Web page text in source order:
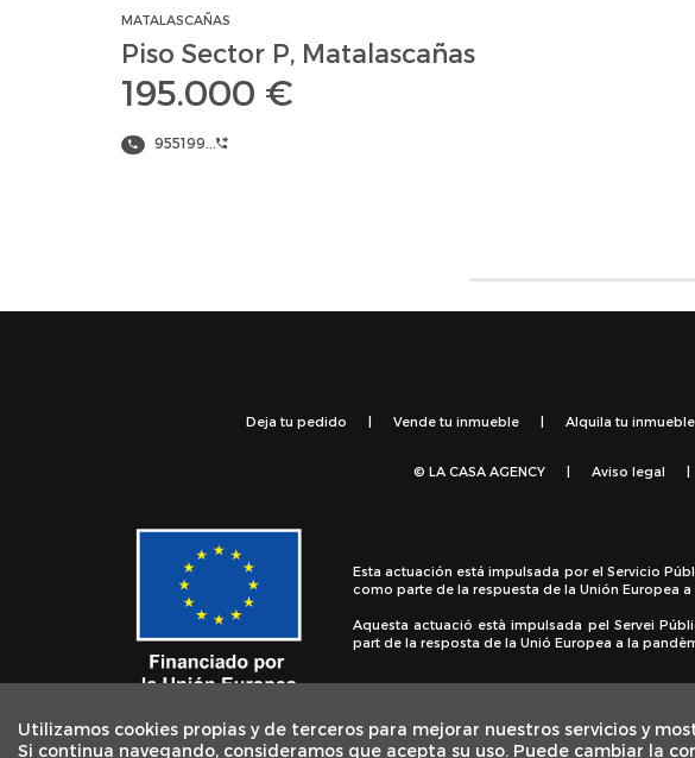
Utilizamos cookies propias y de terceros para mejorar nuestros servicios y
Si continua navegando, consideramos que acepta su uso. Puede cambiar la
MATALASCAÑAS
Piso Sector P, Matalascañas
195.000 €
955199...
Deja tu pedido Vende tu inmueble Alquila tu inmueble
© LA CASA AGENCY Aviso legal
Esta actuación está impulsada por el Servicio
como parte de la respuesta de la Unión Europea a
Aquesta actuació està impulsada pel Servei
part de la resposta de la Unió Europea a la